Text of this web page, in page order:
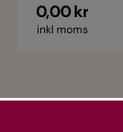
0,00 kr
inkl moms